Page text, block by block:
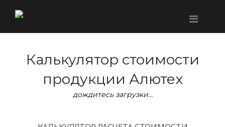
Калькулятор стоимости
продукции Алютех
дождитесь загрузки…